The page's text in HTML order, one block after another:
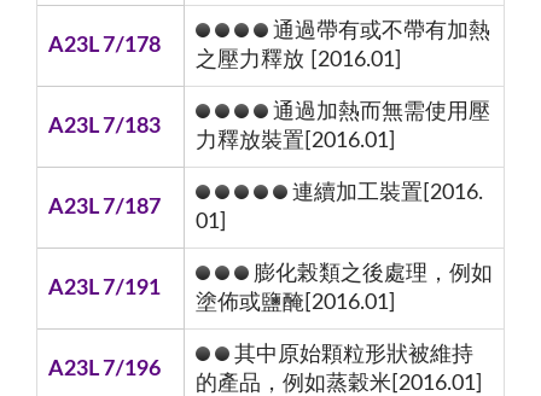
A23L 7/178
通過帶有或不帶有加熱
之壓力釋放 [2016.01]
A23L 7/183
通過加熱而無需使用壓
力釋放裝置[2016.01]
A23L 7/187
連續加工裝置[2016.
01]
A23L 7/191
膨化榖類之後處理，例如
塗佈或鹽醃[2016.01]
A23L 7/196
其中原始顆粒形狀被維持
的產品，例如蒸穀米[2016.01]